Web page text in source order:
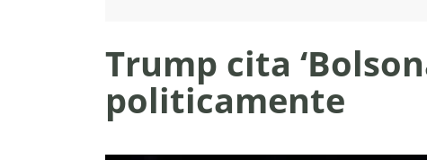
Trump cita
politicamente